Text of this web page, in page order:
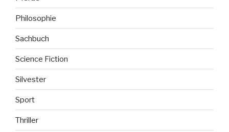
Philosophie
Sachbuch
Science Fiction
Silvester
Sport
Thriller